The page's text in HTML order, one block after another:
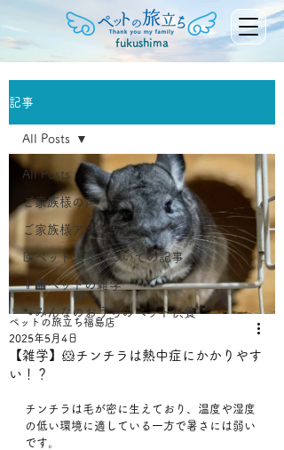
fukushima
記事
All Posts
ご家族様の声
ご家族様アンケート
📝ペット火葬についての記事
👨‍🏫ペットの雑学
🐾みんなのおうちのペット供養
All Posts
【雑学】🐹チンチラは熱中症にかかりやす
い！？
ペットの旅立ち福島店
2025年5月4日
チンチラは毛が密に生えており、温度や湿度
の低い環境に適している一方で暑さには弱い
です。